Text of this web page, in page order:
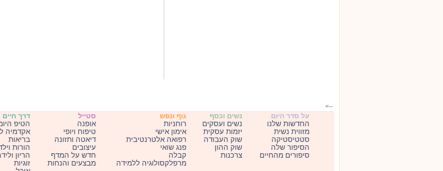
-->
על סדר היום
החדשות שלנו
מזווית נשית
סטטיסטיקה
הסיפור שלה
סיפורים מהחיים
נשים וכסף
נשים ועסקים
יזמות עסקית
שוק העבודה
שוק ההון
צרכנות
גוף ונפש
רוחניות
אימון אישי
רפואה אלטרנטיבית
פנג שואי
קבלה
מרפלקסולוגיה ללמידה
סטייל
אופנה
טיפוח ויופי
דיאטה ותזונה
עיצובים
חדש על המדף
מבצעים והנחות
דרך חיים
הטיפ
אקדמיה
בריאות
הורות
הריון
זוגיות